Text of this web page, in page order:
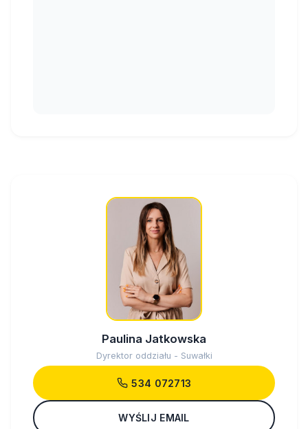
Paulina Jatkowska
Dyrektor oddziału - Suwałki
534 072713
WYŚLIJ EMAIL